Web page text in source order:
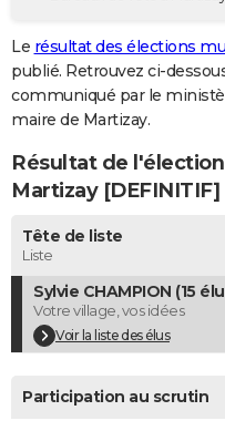
GUIDES D'ACHAT
BONS PLANS
CARTE DE VOEUX
Carte de Noël
Carte Bonne année
Carte Saint-Valentin
Carte Pâques
Carte d'anniversaire
DICTIONNAIRE
Dictionnaire
Biographies
Citations
Expressions
Proverbes
PROGRAMME TV
COPAINS D'AVANT
S'inscrire
Se connecter
Lycées
Collèges
Primaires
Universités
Entreprises
Service militaire
Avis de recherche
AVIS DE DÉCÈS
FORUM
Le résultat des élections
publié. Retrouvez ci-
communiqué par le
maire de Martizay.
Résultat de
Martizay [DEFINITIF]
Tête de liste
Liste
Sylvie CHAMPION (15
Votre village, vos idées
Voir la liste des élus
Participation au scrutin